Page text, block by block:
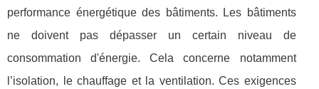
performance énergétique des bâtiments. Les bâtiments
ne doivent pas dépasser un certain niveau de
consommation d'énergie. Cela concerne notamment
l’isolation, le chauffage et la ventilation. Ces exigences